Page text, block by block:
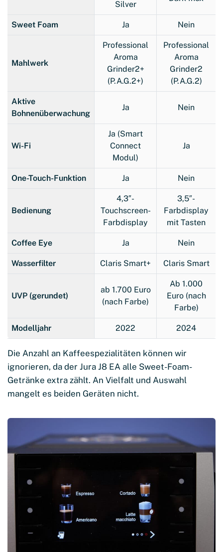
Silver
Sweet Foam Ja Nein
Mahlwerk
Professional
Aroma
Grinder2+
(P.A.G.2+)
Professional
Aroma
Grinder2
(P.A.G.2)
Aktive
Bohnenüberwachung
Ja Nein
Wi-Fi
Ja (Smart
Connect
Modul)
Ja
One-Touch-Funktion Ja Nein
Bedienung
4,3″-
Touchscreen-
Farbdisplay
3,5″-
Farbdisplay
mit Tasten
Coffee Eye Ja Nein
Wasserfilter Claris Smart+ Claris Smart
UVP (gerundet)
ab 1.700 Euro
(nach Farbe)
Ab 1.000
Euro (nach
Farbe)
Modelljahr 2022 2024
Die Anzahl an Kaffeespezialitäten können wir
ignorieren, da der Jura J8 EA alle Sweet-Foam-
Getränke extra zählt. An Vielfalt und Auswahl
mangelt es beiden Geräten nicht.